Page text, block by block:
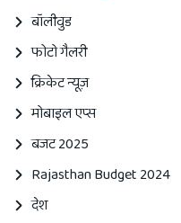
बॉलीवुड
फोटो गैलरी
क्रिकेट न्यूज़
मोबाइल एप्स
बजट 2025
Rajasthan Budget 2024
देश